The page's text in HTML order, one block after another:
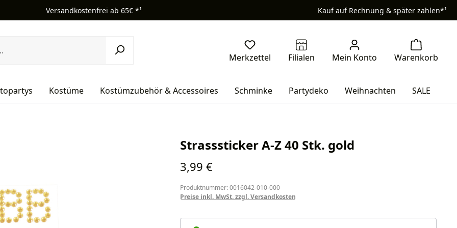
Versandkostenfrei ab 65€ *¹ Kauf auf Rechnung & später zahlen*¹
Kostüme Kostümzubehör & Accessoires Schminke Partydeko Weihnachten SALE
Strasssticker A-Z 40 Stk. gold
Regulärer Preis:
3,99 €
Produktnummer: 0016042-010-000
Preise inkl. MwSt. zzgl. Versandkosten